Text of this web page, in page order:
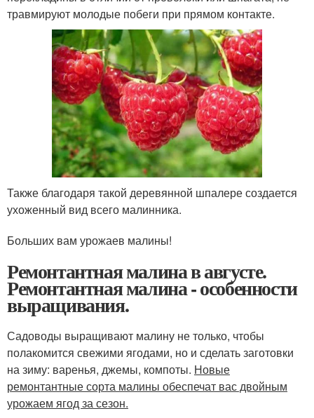
травмируют молодые побеги при прямом контакте.
Также благодаря такой деревянной шпалере создается
ухоженный вид всего малинника.
Больших вам урожаев малины!
Ремонтантная малина в августе.
Ремонтантная малина - особенности
выращивания.
Садоводы выращивают малину не только, чтобы
полакомится свежими ягодами, но и сделать заготовки
на зиму: варенья, джемы, компоты. Новые
ремонтантные сорта малины обеспечат вас двойным
урожаем ягод за сезон.